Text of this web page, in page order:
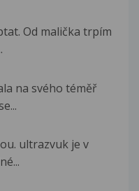
Od malička trpím
na svého téměř
ultrazvuk je v